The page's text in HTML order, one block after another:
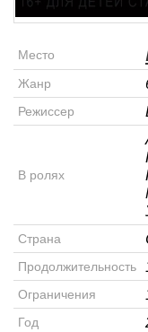
Место
Жанр
Режиссер
В ролях
Страна
Продолжительность
Ограничения
Год